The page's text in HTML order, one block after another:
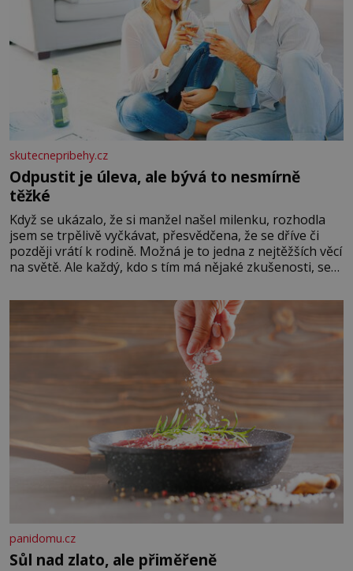
skutecnepribehy.cz
Odpustit je úleva, ale bývá to nesmírně
těžké
Když se ukázalo, že si manžel našel milenku, rozhodla
jsem se trpělivě vyčkávat, přesvědčena, že se dříve či
později vrátí k rodině. Možná je to jedna z nejtěžších věcí
na světě. Ale každý, kdo s tím má nějaké zkušenosti, se
Když se ke mně doneslo, že si manžel pořídil milenku,
panidomu.cz
Sůl nad zlato, ale přiměřeně